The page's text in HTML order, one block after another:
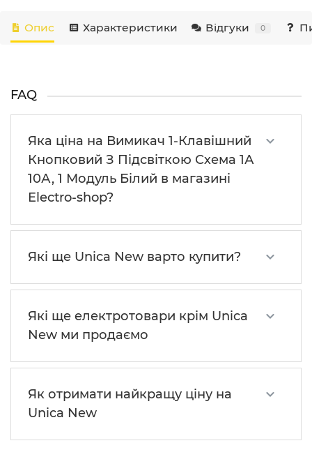
Опис Характеристики Відгуки 0
FAQ
Яка ціна на Вимикач 1-Клавішний
Кнопковий З Підсвіткою Схема 1А
10А, 1 Модуль Білий в магазині
Electro-shop?
Які ще Unica New варто купити?
Які ще електротовари крім Unica
New ми продаємо
Як отримати найкращу ціну на
Unica New